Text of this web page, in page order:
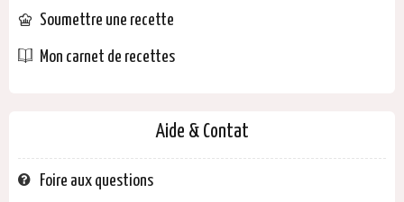
Soumettre une recette
Mon carnet de recettes
Aide & Contat
Foire aux questions